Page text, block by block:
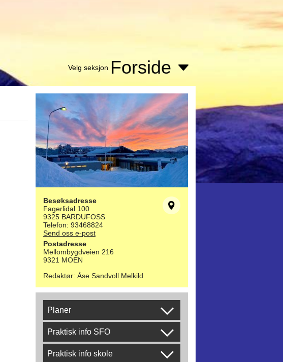
Velg seksjon Forside
Besøksadresse
Fagerlidal 100
9325 BARDUFOSS
Telefon: 93468824
Send oss e-post
Postadresse
Mellombygdveien 216
9321 MOEN
Redaktør: Åse Sandvoll Melkild
Planer
Praktisk info SFO
Praktisk info skole